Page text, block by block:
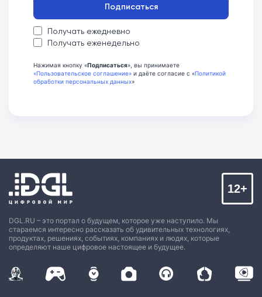
Получать ежедневно
Получать еженедельно
Подписаться
Нажимая кнопку «Подписаться», вы принимаете
«Пользовательское соглашение» и даёте согласие с «Политикой
обработки персональных данных»
DGL.RU – это портал о будущем, которое уже наступило. Мы
стараемся интересно рассказать об удивительных технологиях,
продуктах, решениях, событиях, компаниях и людях, которые
определяют наше цифровое настоящее и будущее.
12+